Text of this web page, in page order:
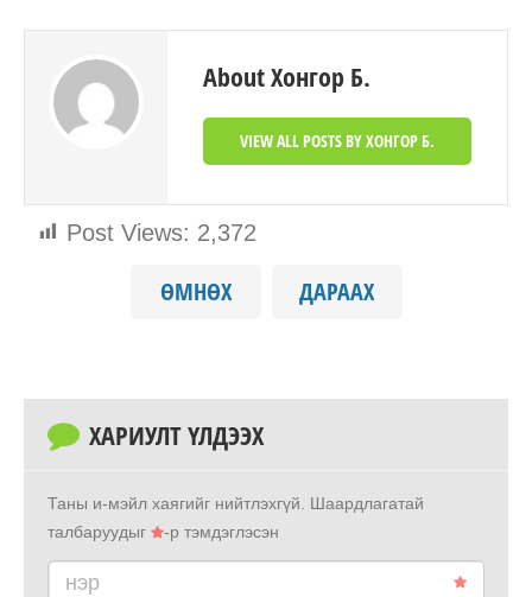
Post Views: 2,372
About Хонгор Б.
VIEW ALL POSTS BY ХОНГОР Б.
ӨМНӨХ ДАРААХ
ХАРИУЛТ ҮЛДЭЭХ
Таны и-мэйл хаягийг нийтлэхгүй.
Шаардлагатай
талбаруудыг
-р тэмдэглэсэн
нэр